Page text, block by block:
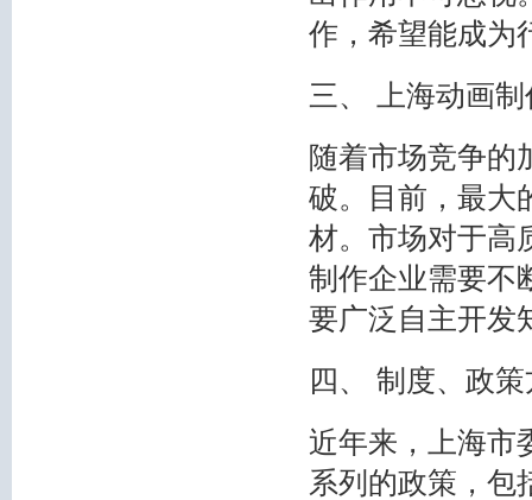
作，希望能成为
三、 上海动画
随着市场竞争的
破。目前，最大
材。市场对于高
制作企业需要不
要广泛自主开发
四、 制度、政
近年来，上海市
系列的政策，包